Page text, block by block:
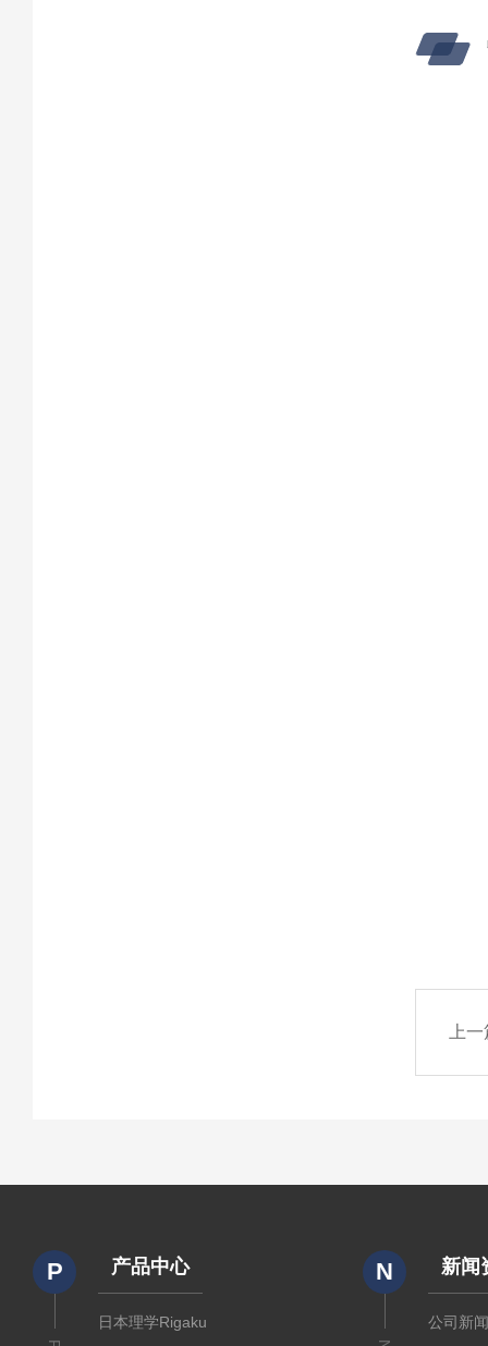
上
P 产品中心
日本理学Rigaku
N 新闻
公司新